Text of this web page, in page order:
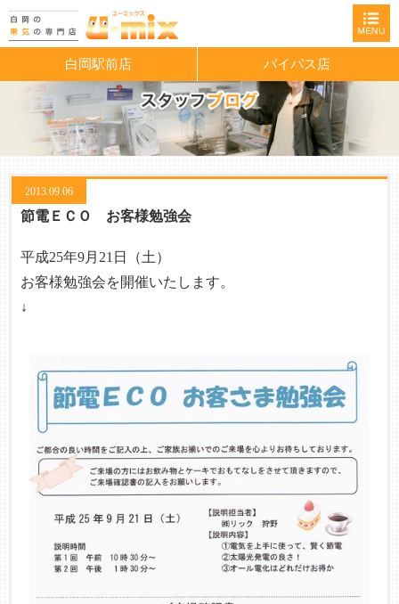
白岡駅前店 バイパス店
2013.09.06
節電ＥＣＯ お客様勉強会
平成25年9月21日（土）
お客様勉強会を開催いたします。
↓